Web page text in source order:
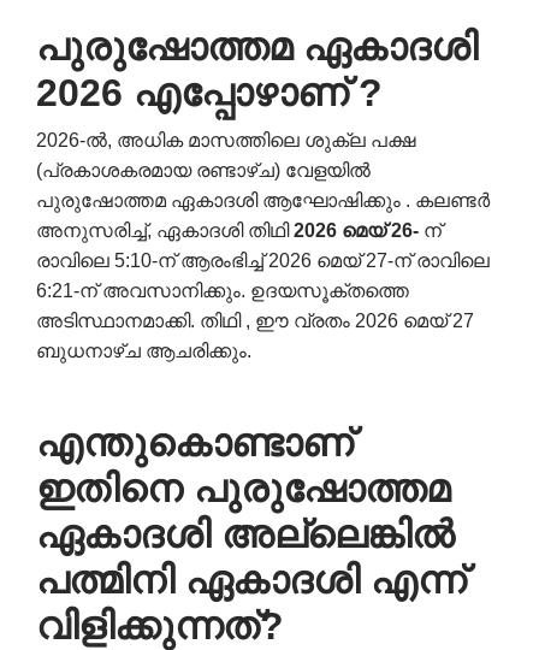
പുരുഷോത്തമ ഏകാദശി
2026 എപ്പോഴാണ് ?
2026-ൽ, അധിക മാസത്തിലെ ശുക്ല പക്ഷ
(പ്രകാശകരമായ രണ്ടാഴ്ച) വേളയിൽ
പുരുഷോത്തമ ഏകാദശി ആഘോഷിക്കും . കലണ്ടർ
അനുസരിച്ച്, ഏകാദശി തിഥി2026 മെയ് 26- ന്
രാവിലെ 5:10-ന് ആരംഭിച്ച് 2026 മെയ് 27-ന് രാവിലെ
6:21-ന് അവസാനിക്കും. ഉദയസൂക്തത്തെ
അടിസ്ഥാനമാക്കി. തിഥി , ഈ വ്രതം 2026 മെയ് 27
ബുധനാഴ്ച ആചരിക്കും.
എന്തുകൊണ്ടാണ്
ഇതിനെ പുരുഷോത്തമ
ഏകാദശി അല്ലെങ്കിൽ
പത്മിനി ഏകാദശി എന്ന്
വിളിക്കുന്നത്?